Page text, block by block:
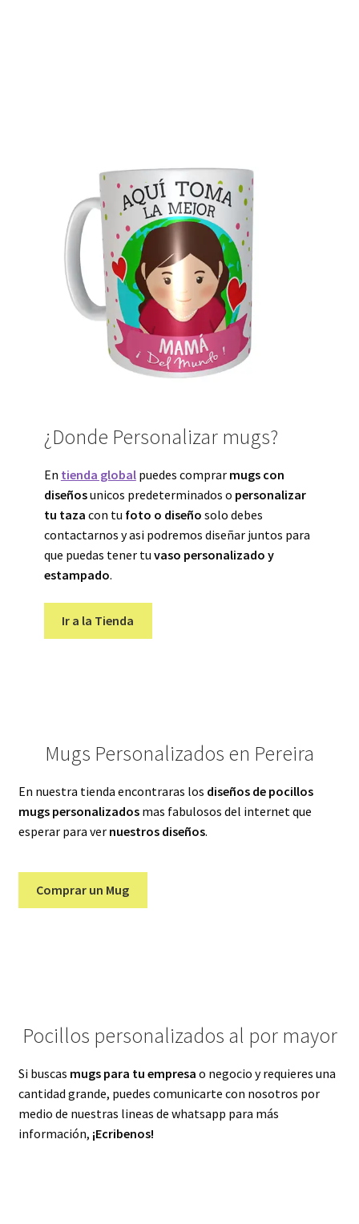
¿Donde Personalizar mugs?
En tienda globalpuedes comprar mugs con
diseñosunicos predeterminados o personalizar
tu taza con tu foto o diseño solo debes
contactarnos y asi podremos diseñar juntos para
que puedas tener tu vaso personalizado y
estampado.
Ir a la Tienda
Mugs Personalizados en Pereira
En nuestra tienda encontraras los diseños de pocillos
mugs personalizadosmas fabulosos del internet que
esperar para ver nuestros diseños.
Comprar un Mug
Pocillos personalizados al por mayor
Si buscas mugs para tu empresa o negocio y requieres una
cantidad grande, puedes comunicarte con nosotros por
medio de nuestras lineas de whatsapp para más
información, ¡Ecribenos!